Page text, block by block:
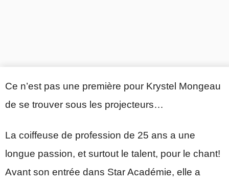
Ce n’est pas une première pour Krystel Mongeau
de se trouver sous les projecteurs…
La coiffeuse de profession de 25 ans a une
longue passion, et surtout le talent, pour le chant!
Avant son entrée dans Star Académie, elle a